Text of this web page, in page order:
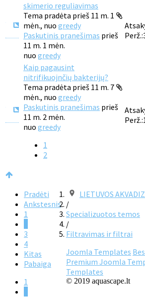
skimerio reguliavimas
Tema pradėta prieš 11 m. 1
mėn., nuo greedy
Paskutinis pranešimas prieš
11 m. 1 mėn.
nuo greedy
Perž.:
Kaip pagausint
nitrifikuojnčių bakterijų?
Tema pradėta prieš 11 m. 7
mėn., nuo greedy
Paskutinis pranešimas prieš
11 m. 2 mėn.
nuo greedy
1
2
Perž.:
Pradėti
Ankstesnis
1
3
4
Kitas
Pabaiga
1
LIETUVOS
/
Specializuotos temos
/
Filtravimas ir filtrai
Joomla Templates
Premium Joomla
Templates
© 2019 aquascape.lt